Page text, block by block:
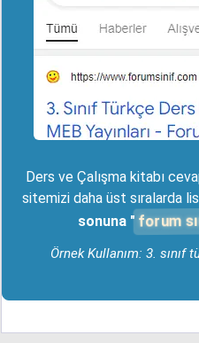
Ders ve Çalışma kitabı
sitemizi daha üst sıralarda
sonuna " forum
Örnek Kullanım: 3. sınıf